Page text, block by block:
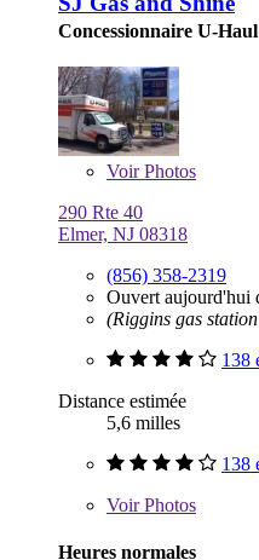
Concessionnaire U-
VoirPhotos
290 Rte 40
Elmer, NJ 08318
(856) 358-2319
Ouvert aujourd'hui
(Riggins gas
138
Distance estimée
5,6 milles
138
VoirPhotos
Heures normales